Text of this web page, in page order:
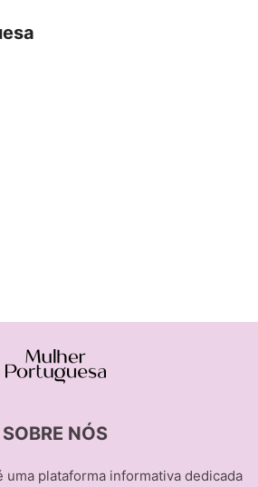
SOBRE NÓS
uma plataforma informativa dedicada